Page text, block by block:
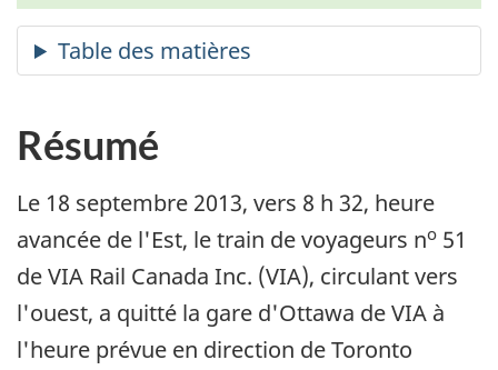
Résumé
Le 18 septembre 2013, vers 8 h 32, heure
avancée de l'Est, le train de voyageurs no 51
de VIA Rail Canada Inc. (VIA), circulant vers
l'ouest, a quitté la gare d'Ottawa de VIA à
l'heure prévue en direction de Toronto